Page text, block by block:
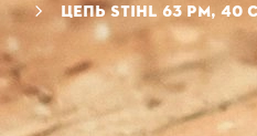
ЦЕПЬ STIHL 63 PM, 40